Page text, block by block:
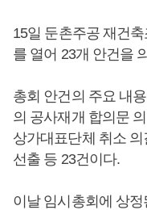
15일 둔촌주공 재건
를 열어 23개 안건을
총회 안건의 주요 내
의 공사재개 합의문
상가대표단체 취소
선출 등 23건이다.
이날 임시총회에 상